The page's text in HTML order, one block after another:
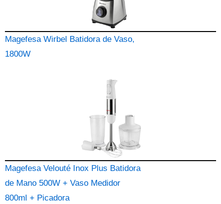
Magefesa Wirbel Batidora de Vaso,
1800W
Magefesa Velouté Inox Plus Batidora
de Mano 500W + Vaso Medidor
800ml + Picadora